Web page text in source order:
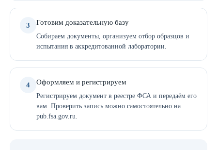
3 Готовим доказательную базу
Собираем документы, организуем отбор образцов и
испытания в аккредитованной лаборатории.
4 Оформляем и регистрируем
Регистрируем документ в реестре ФСА и передаём его
вам. Проверить запись можно самостоятельно на
pub.fsa.gov.ru.